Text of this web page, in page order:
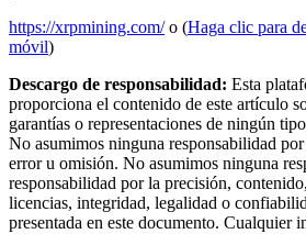
https://xrpmining.com/o (Haga clic para
móvil)
Descargo de responsabilidad: Esta
proporciona el contenido de este artículo
garantías o representaciones de ningún
No asumimos ninguna responsabilidad
error u omisión. No asumimos ninguna
responsabilidad por la precisión,
licencias, integridad, legalidad o
presentada en este documento. Cualquier